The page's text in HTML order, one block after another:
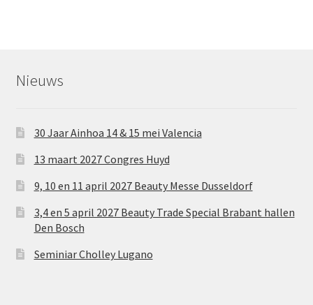
Nieuws
30 Jaar Ainhoa 14 & 15 mei Valencia
13 maart 2027 Congres Huyd
9, 10 en 11 april 2027 Beauty Messe Dusseldorf
3,4 en 5 april 2027 Beauty Trade Special Brabant hallen
Den Bosch
Seminiar Cholley Lugano